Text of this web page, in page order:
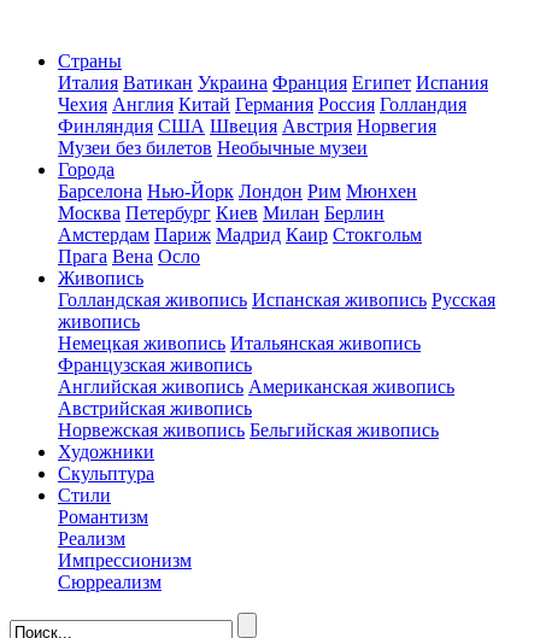
Страны
Италия Ватикан Украина Франция Египет Испания
Чехия Англия Китай Германия Россия Голландия
Финляндия США Швеция Австрия Норвегия
Музеи без билетов Необычные музеи
Города
Барселона Нью-Йорк Лондон Рим Мюнхен
Москва Петербург Киев Милан Берлин
Амстердам Париж Мадрид Каир Стокгольм
Прага Вена Осло
Живопись
Голландская живопись Испанская живопись Русская
живопись
Немецкая живопись Итальянская живопись
Французская живопись
Английская живопись Американская живопись
Австрийская живопись
Норвежская живопись Бельгийская живопись
Художники
Скульптура
Стили
Романтизм
Реализм
Импрессионизм
Сюрреализм